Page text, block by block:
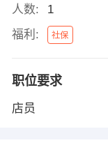
人数:
1
福利:
社保
职位要求
店员